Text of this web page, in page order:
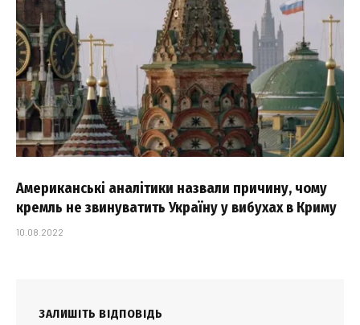
Американські аналітики назвали причину, чому
кремль не звинуватить Україну у вибухах в Криму
10.08.2022
ЗАЛИШІТЬ ВІДПОВІДЬ